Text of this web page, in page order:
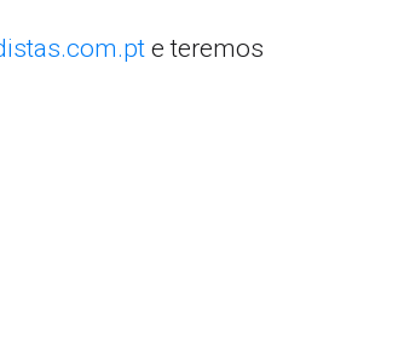
e teremos